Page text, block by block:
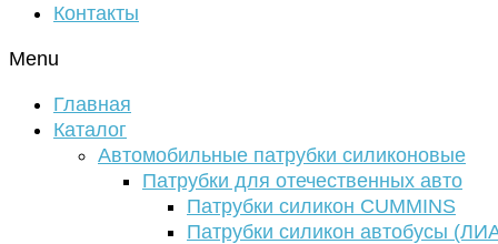
Контакты
Menu
Главная
Каталог
Автомобильные патрубки силиконовые
Патрубки для отечественных авто
Патрубки силикон CUMMINS
Патрубки силикон автобусы